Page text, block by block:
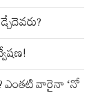
ఎంతటి వారైనా ‘నో